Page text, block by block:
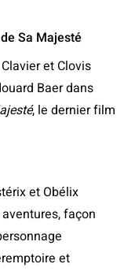
Sa Majesté
et Clovis
Baer dans
, le dernier film
et Obélix
façon
et